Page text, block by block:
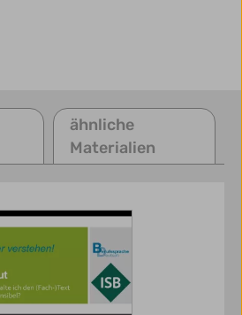
ähnliche
Materialien